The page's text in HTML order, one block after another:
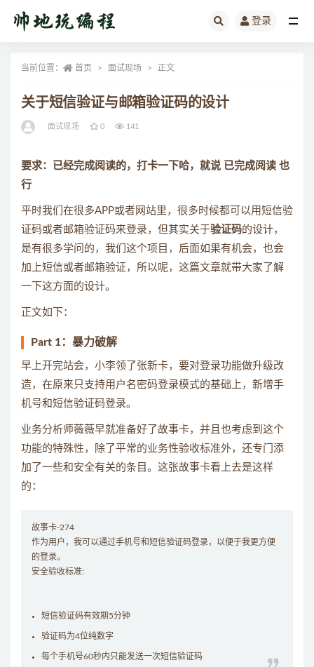
登录
当前位置： 首页 面试现场 正文
关于短信验证与邮箱验证码的设计
面试现场 0 141
要求：已经完成阅读的，打卡一下哈，就说 已完成阅读 也
行
平时我们在很多APP或者网站里，很多时候都可以用短信验
证码或者邮箱验证码来登录，但其实关于验证码的设计，
是有很多学问的，我们这个项目，后面如果有机会，也会
加上短信或者邮箱验证，所以呢，这篇文章就带大家了解
一下这方面的设计。
正文如下：
Part 1：暴力破解
早上开完站会，小李领了张新卡，要对登录功能做升级改
造，在原来只支持用户名密码登录模式的基础上，新增手
机号和短信验证码登录。
业务分析师薇薇早就准备好了故事卡，并且也考虑到这个
功能的特殊性，除了平常的业务性验收标准外，还专门添
加了一些和安全有关的条目。这张故事卡看上去是这样
的：
故事卡-274
作为用户，我可以通过手机号和短信验证码登录，以便于我更方便
的登录。
安全验收标准:
短信验证码有效期5分钟
验证码为4位纯数字
每个手机号60秒内只能发送一次短信验证码